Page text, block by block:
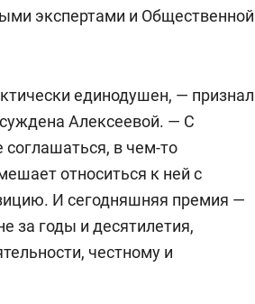
экспертами и Общественной
единодушен, — признал
Алексеевой. — С
в чем-то
относиться к ней с
И сегодняшняя премия —
за годы и десятилетия,
честному и